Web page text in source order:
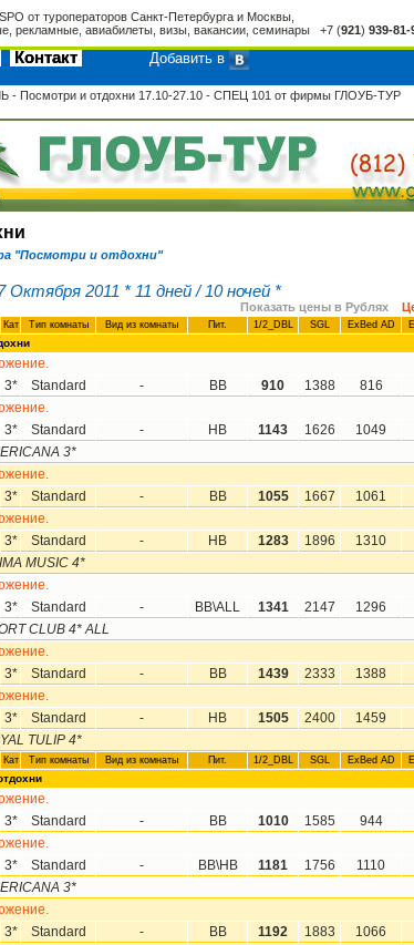
от туроператоров Санкт-Петербурга и Москвы,
рекламные, авиабилеты, визы, вакансии, семинары +7 (921) 939-81-
Контакт Добавить в
- Посмотри и отдохни 17.10-27.10 - СПЕЦ 101 от фирмы ГЛОУБ-ТУР
"Посмотри и отдохни"
Октября 2011 * 11 дней / 10 ночей *
Показать цены в Рублях
Кат Тип комнаты Вид из комнаты Пит. 1/2_DBL SGL ExBed AD
3* Standard - BB 910 1388 816
3* Standard - HB 1143 1626 1049
3*
3* Standard - BB 1055 1667 1061
3* Standard - HB 1283 1896 1310
MUSIC 4*
3* Standard - BB\ALL 1341 2147 1296
CLUB 4* ALL
3* Standard - BB 1439 2333 1388
3* Standard - HB 1505 2400 1459
TULIP 4*
Кат Тип комнаты Вид из комнаты Пит. 1/2_DBL SGL ExBed AD
3* Standard - BB 1010 1585 944
3* Standard - BB\HB 1181 1756 1110
3*
3* Standard - BB 1192 1883 1066